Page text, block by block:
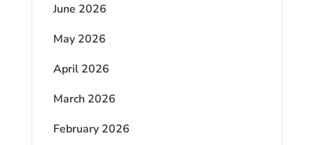
June 2026
May 2026
April 2026
March 2026
February 2026